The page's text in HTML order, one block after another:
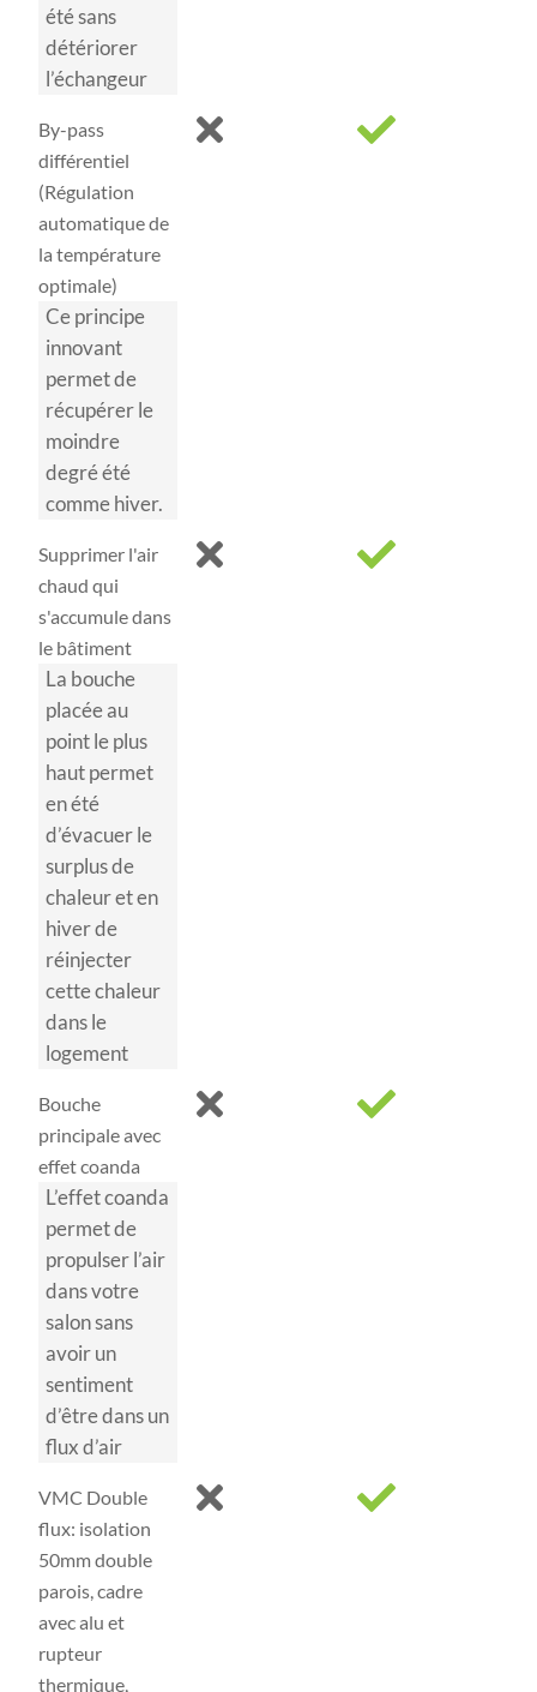
été sans
détériorer
l’échangeur
By-pass
différentiel
(Régulation
automatique de
la température
optimale)
Ce principe
innovant
permet de
récupérer le
moindre
degré été
comme hiver.
Supprimer l'air
chaud qui
s'accumule dans
le bâtiment
La bouche
placée au
point le plus
haut permet
en été
d’évacuer le
surplus de
chaleur et en
hiver de
réinjecter
cette chaleur
dans le
logement
Bouche
principale avec
effet coanda
L’effet coanda
permet de
propulser l’air
dans votre
salon sans
avoir un
sentiment
d’être dans un
flux d’air
VMC Double
flux: isolation
50mm double
parois, cadre
avec alu et
rupteur
thermique,